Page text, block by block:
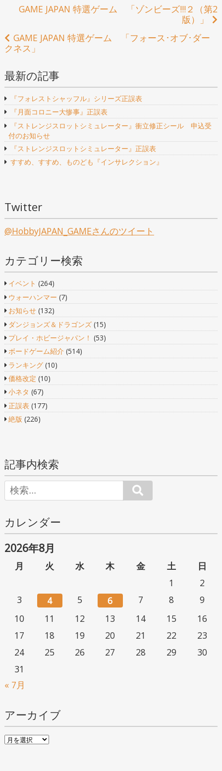
ゴ
投
稿
ナ
ビ
ゲ
ー
シ
ョ
ン
GAME JAPAN 特選ゲーム 「ゾンビーズ!!!２（第2
版）」
GAME JAPAN 特選ゲーム 「フォース･オブ･ダー
クネス」
最新の記事
『フォレストシャッフル』シリーズ正誤表
『月面コロニー大惨事』正誤表
『ストレンジスロットシミュレーター』衝立修正シール 申込受
付のお知らせ
『ストレンジスロットシミュレーター』正誤表
すすめ、すすめ、ものども『インサレクション』
Twitter
@HobbyJAPAN_GAMEさんのツイート
カテゴリー検索
イベント (264)
ウォーハンマー (7)
お知らせ(132)
ダンジョンズ＆ドラゴンズ(15)
プレイ・ホビージャパン！ (53)
ボードゲーム紹介 (514)
ランキング(10)
価格改定 (10)
小ネタ (67)
正誤表 (177)
絶版 (226)
記事内検索
カレンダー
2026年8月
月 火 水 木 金 土
日
1
2
3
4 5 6 7 8
9
10
11 12 13 14 15
16
17
18 19 20 21 22
23
24
25 26 27 28 29
30
31
« 7月
アーカイブ
ア